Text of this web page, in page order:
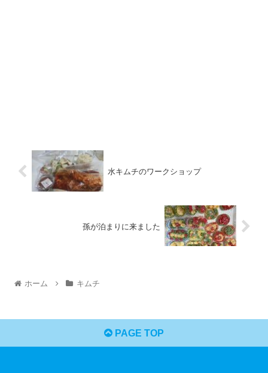
水キムチのワークショップ
孫が泊まりに来ました
ホーム キムチ
PAGE TOP